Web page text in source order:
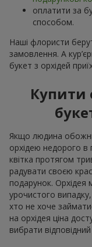
оплатити за
способом.
Наші флористи
замовлення. А
букет з орхідей
Купити
Якщо людина
орхідею недорого
квітка протягом
радувати своєю
подарунок. Орхідея
урочистого
хто не хоче
на орхідея ціна
вибрати